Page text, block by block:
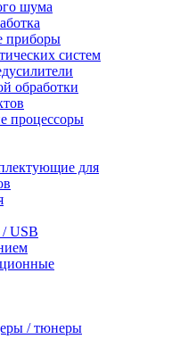
шума
приборы
систем
обработки
процессоры
для
USB
/ тюнеры